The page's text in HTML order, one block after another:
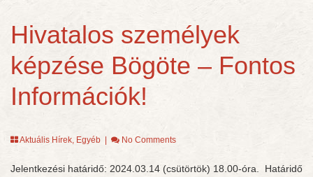
Hivatalos személyek
képzése Bögöte – Fontos
Információk!
Aktuális Hírek, Egyéb No Comments
Jelentkezési határidő: 2024.03.14 (csütörtök) 18.00-óra. Határidő